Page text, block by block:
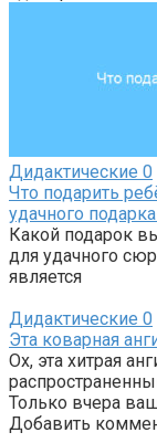
Дидактические 0
Что подарить
удачного
Какой подарок
для удачного
является
Дидактические 0
Эта коварная
Ох, эта хитрая
Только вчера
Добавить